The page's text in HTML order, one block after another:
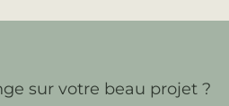
sur votre beau projet ?